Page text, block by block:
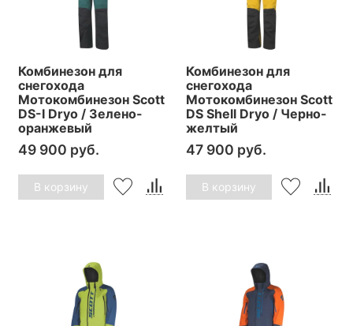
Комбинезон для
снегохода
Мотокомбинезон Scott
DS-I Dryo / Зелено-
оранжевый
49 900 руб.
В корзину
Комбинезон для
снегохода
Мотокомбинезон Scott
DS Shell Dryo / Черно-
желтый
47 900 руб.
В корзину